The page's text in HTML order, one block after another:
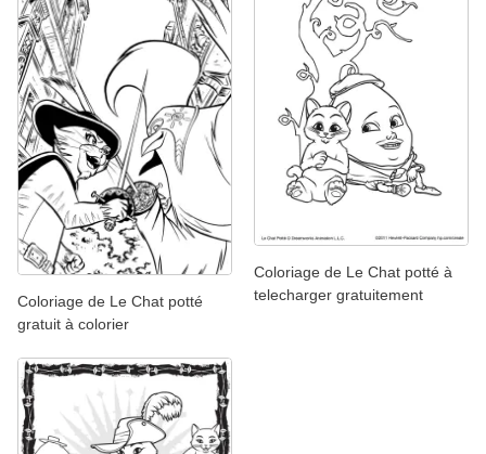
Coloriage de Le Chat potté
gratuit à colorier
Coloriage de Le Chat potté à
telecharger gratuitement